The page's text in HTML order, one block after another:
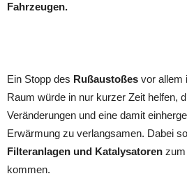
Fahrzeugen.
Ein Stopp des Rußaustoßes vor allem
Raum würde in nur kurzer Zeit helfen,
Veränderungen und eine damit
Erwärmung zu verlangsamen. Dabei
Filteranlagen und Katalysatoren
kommen.